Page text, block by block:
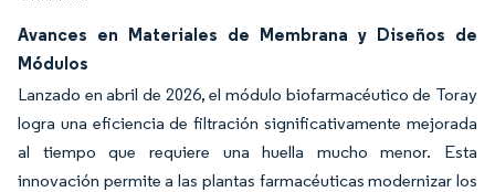
Avances en Materiales de Membrana y Diseños de
Módulos
Lanzado en abril de 2026, el módulo biofarmacéutico de Toray
logra una eficiencia de filtración significativamente mejorada
al tiempo que requiere una huella mucho menor. Esta
innovación permite a las plantas farmacéuticas modernizar los